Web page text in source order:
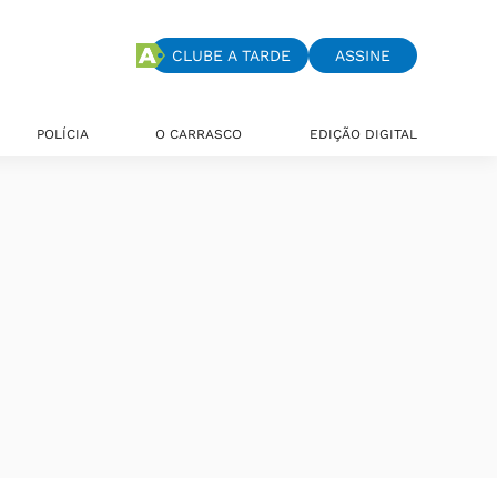
CLUBE A TARDE ASSINE
POLÍCIA O CARRASCO EDIÇÃO DIGITAL